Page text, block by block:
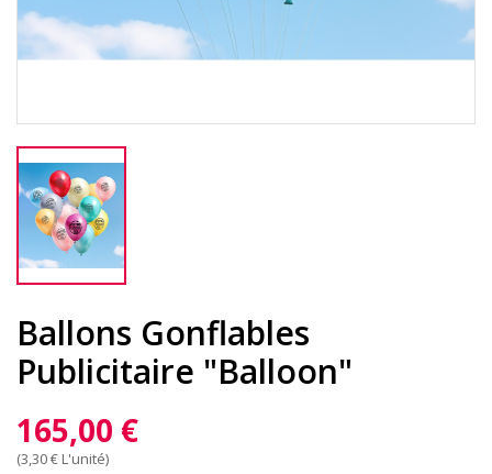
Ballons Gonflables
Publicitaire "Balloon"
165,00 €
(3,30 € L'unité)